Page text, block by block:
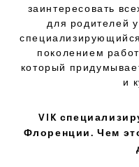
заинтересовать
для родителей
поколением
который
и
VIK
Флоренции. Чем